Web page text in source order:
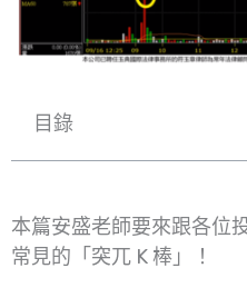
目錄
本篇安盛老師要來跟各位
常見的「突兀 K 棒」！